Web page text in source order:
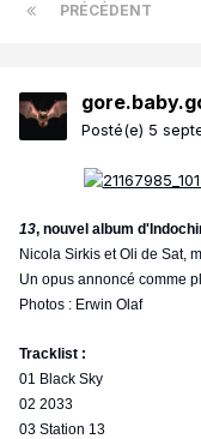
PRÉCÉDENT
Posté(e) 5
13, nouvel album
Nicola Sirkis et Oli de Sat,
Un opus annoncé comme
Photos : Erwin Olaf
Tracklist :
01 Black Sky
02 2033
03 Station 13